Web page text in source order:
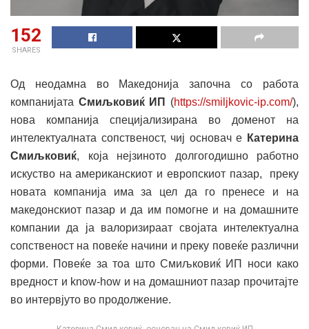
152
SHARES
Од неодамна во Македонија започна со работа
компанијата Смиљковиќ ИП (https://smiljkovic-ip.com/),
нова компанија специјализирана во доменот на
интелектуалната сопственост, чиј основач е Катерина
Смиљковиќ, која нејзиното долгогодишно работно
искуство на американскиот и европскиот пазар, преку
новата компанија има за цел да го пренесе и на
македонскиот пазар и да им помогне и на домашните
компании да ја валоризираат својата интелектуална
сопственост на повеќе начини и преку повеќе различни
форми. Повеќе за тоа што Смиљковиќ ИП носи како
вредност и know-how и на домашниот пазар прочитајте
во интервјуто во продолжение.